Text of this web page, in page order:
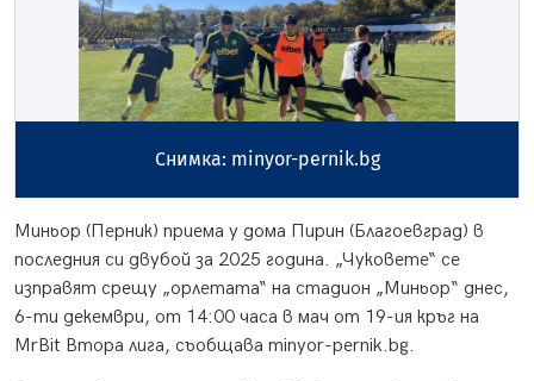
Снимка: minyor-pernik.bg
Миньор (Перник) приема у дома Пирин (Благоевград) в
последния си двубой за 2025 година. „Чуковете“ се
изправят срещу „орлетата“ на стадион „Миньор“ днес,
6-ти декември, от 14:00 часа в мач от 19-ия кръг на
MrBit Втора лига, съобщава minyor-pernik.bg.